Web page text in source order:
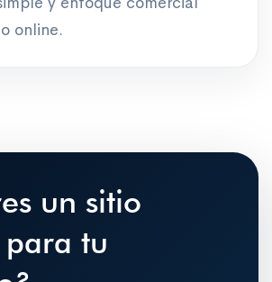
online.
un sitio
tu